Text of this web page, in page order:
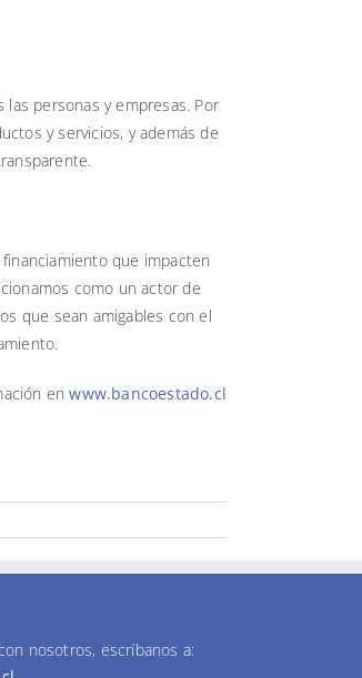
personas y empresas. Por
y servicios, y además de
que impacten
como un actor de
que sean amigables con el
enwww.bancoestado.cl
nosotros, escríbanos a: